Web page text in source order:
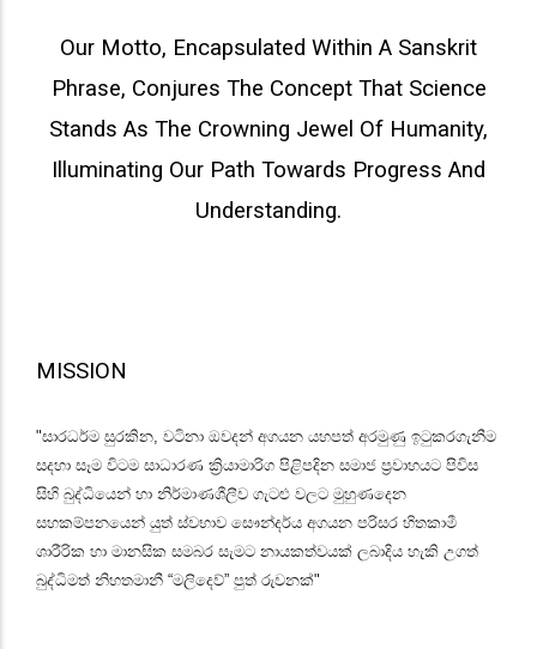
Our Motto, Encapsulated Within A Sanskrit
Phrase, Conjures The Concept That Science
Stands As The Crowning Jewel Of Humanity,
Illuminating Our Path Towards Progress And
Understanding.
MISSION
"සාරධර්ම සුරකින, වටිනා ඔවදන් අගයන යහපත් අරමුණු ඉටුකරගැනීම
සදහා සෑම විටම සාධාරණ ක්‍රියාමාරිග පිළිපදින සමාජ ප්‍රවාහයට පිවිස
සිහි බුද්ධියෙන් හා නිර්මාණශීලීව ගැටළු වලට මුහුණදෙන
සහකම්පනයෙන් යුත් ස්වභාව සෞන්දර්ය අගයන පරිසර හිතකාමී
ශාරීරික හා මානසික සමබර සැමට නායකත්වයක් ලබාදිය හැකි උගත්
බුද්ධිමත් නිහතමානී “මලිදෙව්” පුත් රුවනක්"